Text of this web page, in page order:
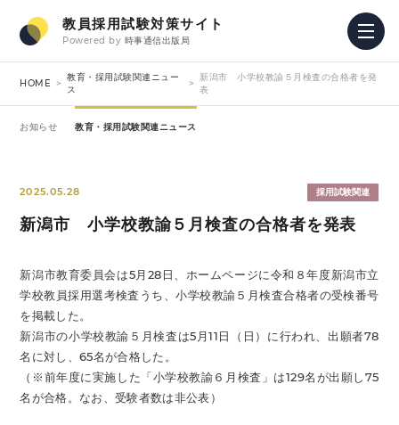
教員採用試験対策サイト
Powered by 時事通信出版局
HOME
教育・採用試験関連ニュー
ス
新潟市 小学校教諭５月検査の合格者を発
表
お知らせ 教育・採用試験関連ニュース
2025.05.28 採用試験関連
新潟市 小学校教諭５月検査の合格者を発表
新潟市教育委員会は5月28日、ホームページに令和８年度新潟市立
学校教員採用選考検査うち、小学校教諭５月検査合格者の受検番号
を掲載した。
新潟市の小学校教諭５月検査は5月11日（日）に行われ、出願者78
名に対し、65名が合格した。
（※前年度に実施した「小学校教諭６月検査」は129名が出願し75
名が合格。なお、受験者数は非公表）